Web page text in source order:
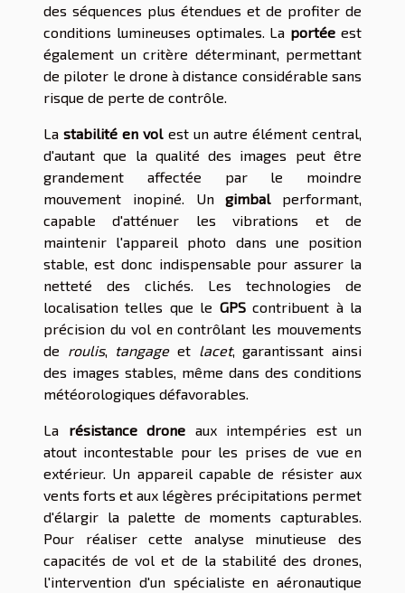
des séquences plus étendues et de profiter de
conditions lumineuses optimales. La portée est
également un critère déterminant, permettant
de piloter le drone à distance considérable sans
risque de perte de contrôle.
Lastabilité en vol est un autre élément central,
d'autant que la qualité des images peut être
grandement affectée par le moindre
mouvement inopiné. Ungimbal performant,
capable d'atténuer les vibrations et de
maintenir l'appareil photo dans une position
stable, est donc indispensable pour assurer la
netteté des clichés. Les technologies de
localisation telles que le GPScontribuent à la
précision du vol en contrôlant les mouvements
de roulis, tangageet lacet, garantissant ainsi
des images stables, même dans des conditions
météorologiques défavorables.
La résistance drone aux intempéries est un
atout incontestable pour les prises de vue en
extérieur. Un appareil capable de résister aux
vents forts et aux légères précipitations permet
d'élargir la palette de moments capturables.
Pour réaliser cette analyse minutieuse des
capacités de vol et de la stabilité des drones,
l'intervention d'un spécialiste en aéronautique